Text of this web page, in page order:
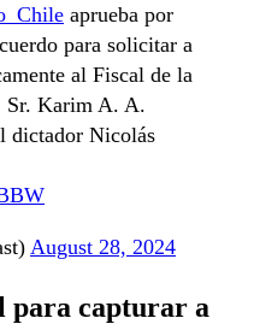
aprueba por
para solicitar a
al Fiscal de la
Sr. Karim A. A.
dictador Nicolás
August 28, 2024
para capturar a